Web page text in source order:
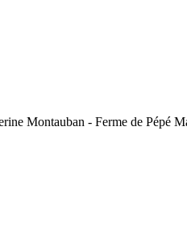
Montauban - Ferme de Pépé